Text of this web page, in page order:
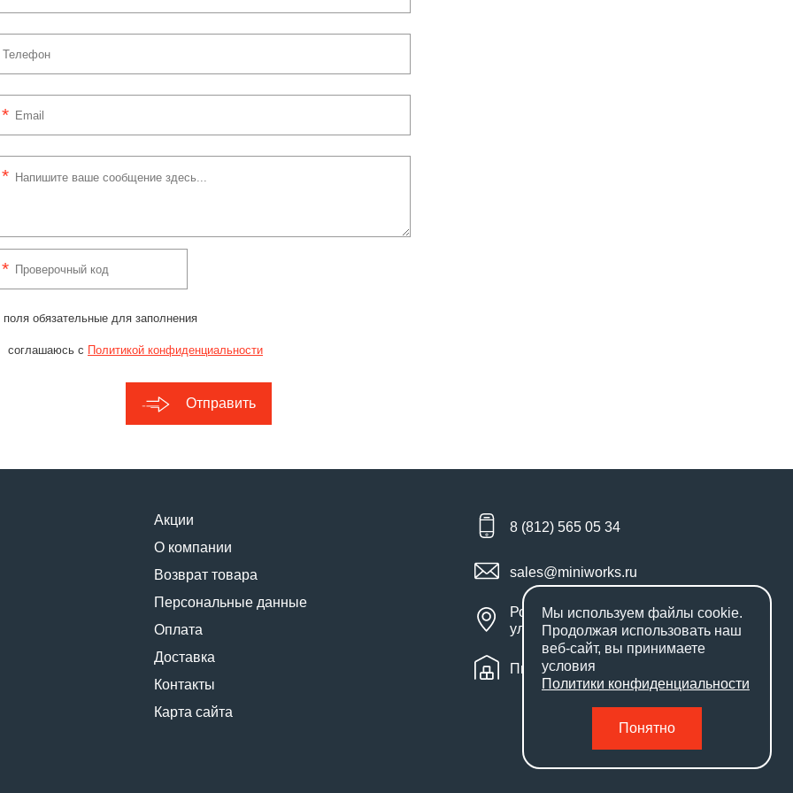
обязательные для заполнения
соглашаюсь с Политикой конфиденциальности
Отправить
Акции
О компании
Возврат товара
Персональные данные
Оплата
Доставка
Контакты
Карта сайта
8 (812) 565 05 34
sales@miniworks.ru
Россия, Санкт-Петербург,
улица Маршала Новикова, 28Е
Пн – Пт: с 9:00 до 18:00
Мы используем файлы cookie.
Продолжая использовать наш
веб-сайт, вы принимаете
условия
Политики конфиденциальности
Понятно